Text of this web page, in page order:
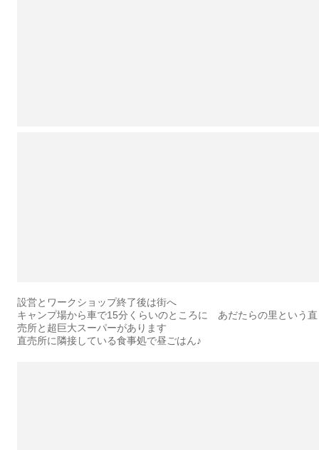
設営とワークショップ終了後は街へ
キャンプ場から車で15分くらいのところに あだたらの里という直
売所と超巨大スーパーがあります
直売所に隣接している食事処で昼ごはん♪